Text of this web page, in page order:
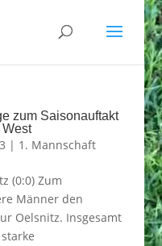
zum Saisonauftakt
| 1. Mannschaft
(0:0) Zum
Männer den
Oelsnitz. Insgesamt